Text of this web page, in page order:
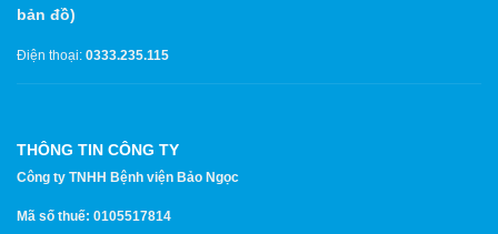
bản đồ)
Điện thoại: 0333.235.115
THÔNG TIN CÔNG TY
Công ty TNHH Bệnh viện Bảo Ngọc
Mã số thuế: 0105517814